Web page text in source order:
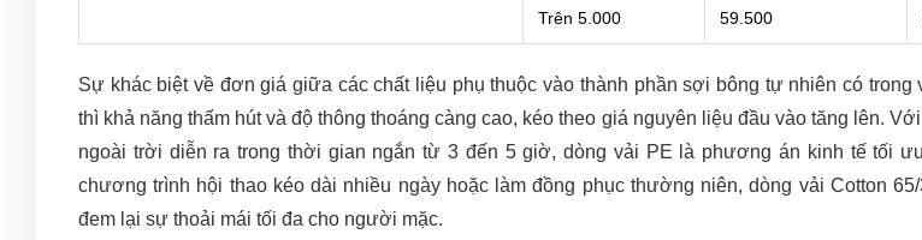
Trên 5.000 59.500
Sự khác biệt về đơn giá giữa các chất liệu phụ thuộc vào thành phần sợi bông tự nhiên có trong
thì khả năng thấm hút và độ thông thoáng càng cao, kéo theo giá nguyên liệu đầu vào tăng lên.
ngoài trời diễn ra trong thời gian ngắn từ 3 đến 5 giờ, dòng vải PE là phương án kinh tế tối
chương trình hội thao kéo dài nhiều ngày hoặc làm đồng phục thường niên, dòng vải Cotton
đem lại sự thoải mái tối đa cho người mặc.